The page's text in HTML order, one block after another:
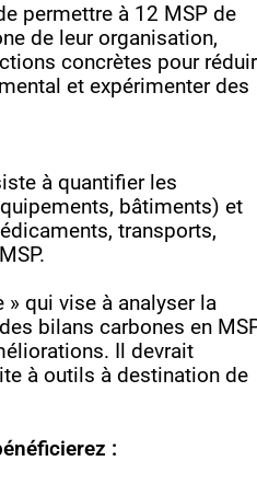
permettre à 12 MSP de
de leur organisation,
concrètes pour
et expérimenter des
à quantifier les
bâtiments) et
transports,
» qui vise à analyser la
bilans carbones en
Il devrait
à outils à destination de
: